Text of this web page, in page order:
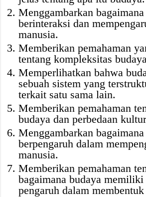
Menggambarkan
berinteraksi dan
manusia.
Memberikan pemahaman
tentang kompleksitas
Memperlihatkan bahwa
sebuah sistem yang
terkait satu sama lain.
Memberikan pemahaman
budaya dan perbedaan
Menggambarkan
berpengaruh dalam
manusia.
Memberikan pemahaman
bagaimana budaya
pengaruh dalam